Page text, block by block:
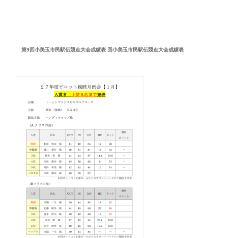
第9回小美玉市民駅伝競走大会成績表 回小美玉市民駅伝競走大会成績表